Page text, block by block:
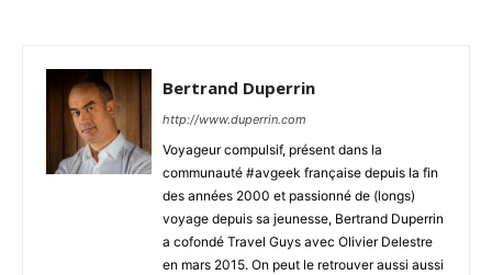
Bertrand Duperrin
http://www.duperrin.com
Voyageur compulsif, présent dans la
communauté #avgeek française depuis la fin
des années 2000 et passionné de (longs)
voyage depuis sa jeunesse, Bertrand Duperrin
a cofondé Travel Guys avec Olivier Delestre
en mars 2015. On peut le retrouver aussi aussi